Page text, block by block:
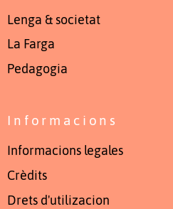
Lenga & societat
La Farga
Pedagogia
Informacions
Informacions legales
Crèdits
Drets d'utilizacion